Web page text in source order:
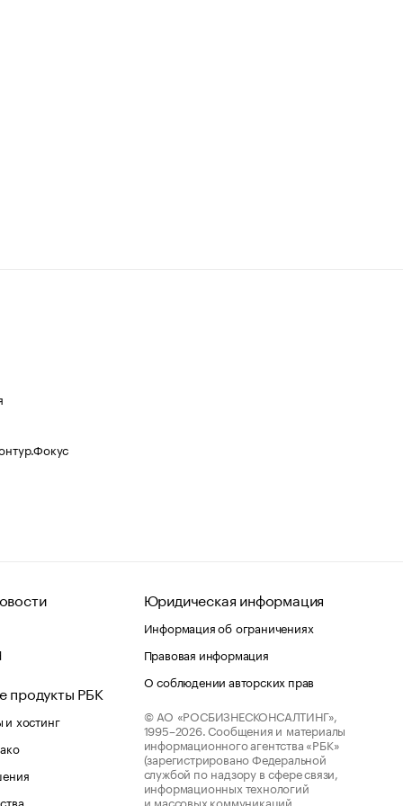
продукты РБК
хостинг
Юридическая информация
Информация об ограничениях
Правовая информация
О соблюдении авторских прав
© АО «РОСБИЗНЕСКОНСАЛТИНГ»,
1995–2026. Сообщения и материалы
информационного агентства «РБК»
(зарегистрировано Федеральной
службой по надзору в сфере связи,
информационных технологий
и массовых коммуникаций